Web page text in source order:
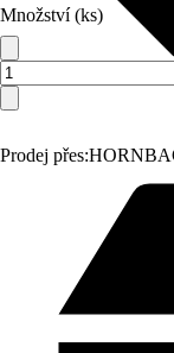
Prodej přes:
Množství (ks)